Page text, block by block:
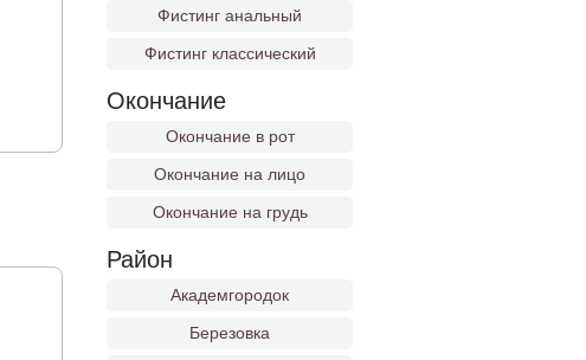
Фистинг анальный
Фистинг классический
Окончание
Окончание в рот
Окончание на лицо
Окончание на грудь
Район
Академгородок
Березовка